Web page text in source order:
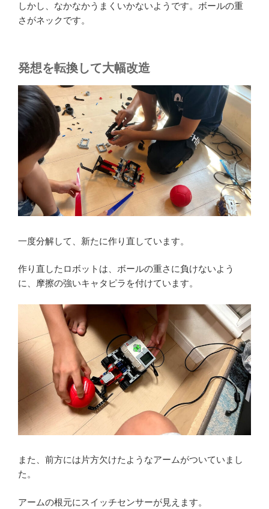
しかし、なかなかうまくいかないようです。ボールの重
さがネックです。
発想を転換して大幅改造
一度分解して、新たに作り直しています。
作り直したロボットは、ボールの重さに負けないよう
に、摩擦の強いキャタピラを付けています。
また、前方には片方欠けたようなアームがついていまし
た。
アームの根元にスイッチセンサーが見えます。